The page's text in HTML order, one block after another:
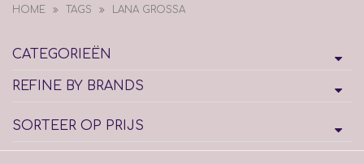
HOME TAGS LANA GROSSA
CATEGORIEËN
REFINE BY BRANDS
SORTEER OP PRIJS